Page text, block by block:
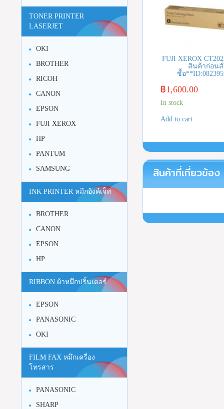
FUJI XEROX
สินค้าก่อนสั่
ซื้อ
฿1,600.00
In stock
Add to cart
สินค้าที่เกี่ยวข้อง
TONER PRINTER
LASERJET
OKI
BROTHER
RICOH
CANON
EPSON
FUJI XEROX
HP
PANTUM
SAMSUNG
INK PRINTER หมึกอิงค์เจ็ท
BROTHER
CANON
EPSON
HP
RIBBON ผ้าหมึกปริ้นเตอร์
EPSON
PANASONIC
OKI
FILM FAX หมึกเครื่อง
โทรสาร
PANASONIC
SHARP